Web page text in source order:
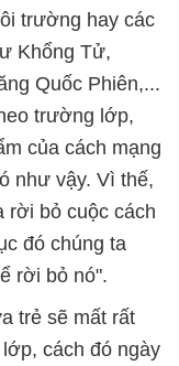
trường hay các
Khổng Tử,
Quốc Phiên,...
trường lớp,
của cách mạng
như vậy. Vì thế,
rời bỏ cuộc cách
đó chúng ta
rời bỏ nó".
trẻ sẽ mất rất
cách đó ngày